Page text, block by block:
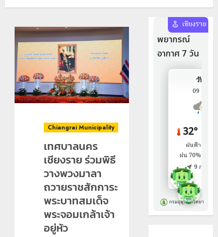
Chiangrai Municipality
เทศบาลนคร
เชียงราย ร่วมพิธี
วางพวงมาลา
ถวายราชสักการะ
พระบาทสมเด็จ
พระจอมเกล้าเจ้า
อยู่หัว